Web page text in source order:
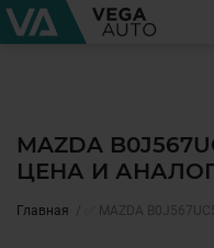
MAZDA
ЦЕНА И
Главная ✅ MAZDA